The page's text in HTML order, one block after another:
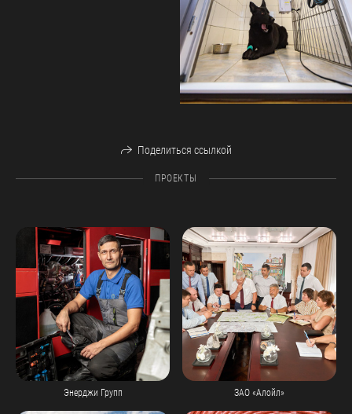
Поделиться ссылкой
ПРОЕКТЫ
Энерджи Групп ЗАО «Алойл»